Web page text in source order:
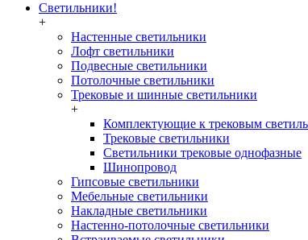
Светильники!
+
Настенные светильники
Лофт светильники
Подвесные светильники
Потолочные светильники
Трековые и шинные светильники
+
Комплектующие к трековым
Трековые светильники
Светильники трековые однофазные
Шинопровод
Гипсовые светильники
Мебельные светильники
Накладные светильники
Настенно-потолочные светильники